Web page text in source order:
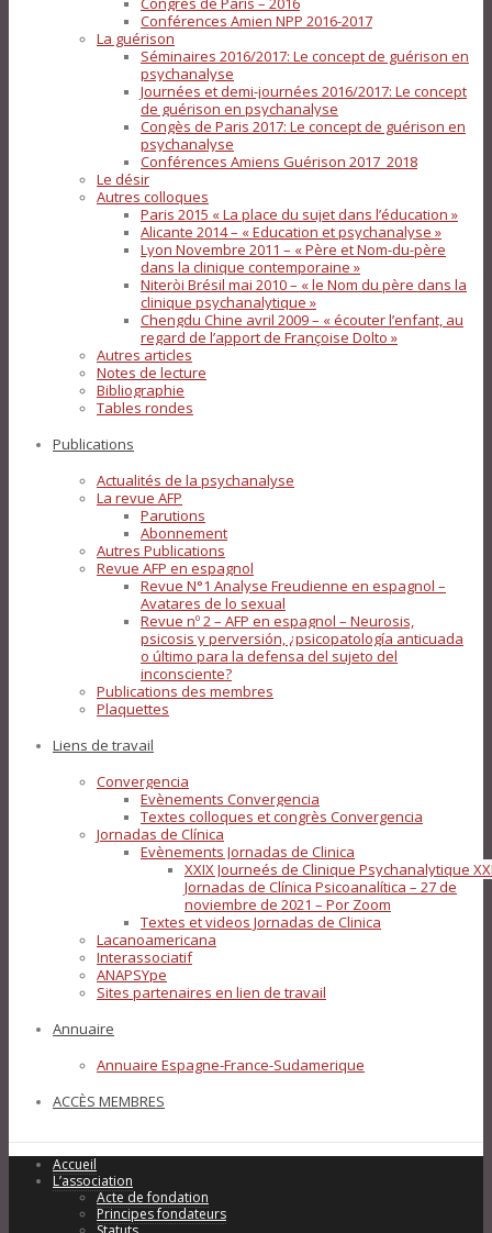
Conférences Amien NPP 2016-2017
La guérison
Séminaires 2016/2017: Le concept de guérison en
psychanalyse
Journées et demi-journées 2016/2017: Le concept
de guérison en psychanalyse
Congès de Paris 2017: Le concept de guérison en
psychanalyse
Conférences Amiens Guérison 2017_2018
Le désir
Autres colloques
Paris 2015 « La place du sujet dans l’éducation »
Alicante 2014 – « Education et psychanalyse »
Lyon Novembre 2011 – « Père et Nom-du-père
dans la clinique contemporaine »
Niteròi Brésil mai 2010 – « le Nom du père dans la
clinique psychanalytique »
Chengdu Chine avril 2009 – « écouter l’enfant, au
regard de l’apport de Françoise Dolto »
Autres articles
Notes de lecture
Bibliographie
Tables rondes
Publications
Actualités de la psychanalyse
La revue AFP
Parutions
Abonnement
Autres Publications
Revue AFP en espagnol
Revue N°1 Analyse Freudienne en espagnol –
Avatares de lo sexual
Revue nº 2 – AFP en espagnol – Neurosis,
psicosis y perversión, ¿psicopatología anticuada
o último para la defensa del sujeto del
inconsciente?
Publications des membres
Plaquettes
Liens de travail
Convergencia
Evènements Convergencia
Textes colloques et congrès Convergencia
Jornadas de Clínica
Evènements Jornadas de Clinica
XXIX Journeés de Clinique Psychanalytique
Jornadas de Clínica Psicoanalítica – 27 de
noviembre de 2021 – Por Zoom
Textes et videos Jornadas de Clinica
Lacanoamericana
Interassociatif
ANAPSYpe
Sites partenaires en lien de travail
Annuaire
Annuaire Espagne-France-Sudamerique
ACCÈS MEMBRES
Accueil
L’association
Acte de fondation
Principes fondateurs